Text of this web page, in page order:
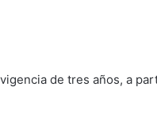
de tres años, a